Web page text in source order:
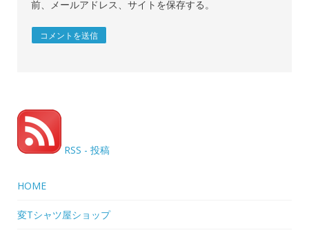
前、メールアドレス、サイトを保存する。
RSS - 投稿
HOME
変Tシャツ屋ショップ